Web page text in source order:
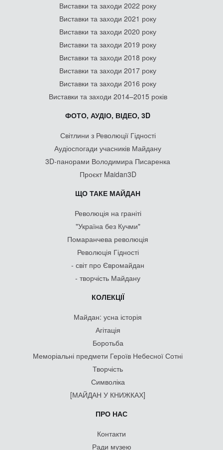
Виставки та заходи 2022 року
Виставки та заходи 2021 року
Виставки та заходи 2020 року
Виставки та заходи 2019 року
Виставки та заходи 2018 року
Виставки та заходи 2017 року
Виставки та заходи 2016 року
Виставки та заходи 2014–2015 років
ФОТО, АУДІО, ВІДЕО, 3D
Світлини з Революції Гідності
Аудіоспогади учасників Майдану
3D-панорами Володимира Писаренка
Проєкт Maidan3D
ЩО ТАКЕ МАЙДАН
Революція на граніті
"Україна без Кучми"
Помаранчева революція
Революція Гідності
- світ про Євромайдан
- творчість Майдану
КОЛЕКЦІЇ
Майдан: усна історія
Агітація
Боротьба
Меморіальні предмети Героїв Небесної Сотні
Творчість
Символіка
[МАЙДАН У КНИЖКАХ]
ПРО НАС
Контакти
Ради музею